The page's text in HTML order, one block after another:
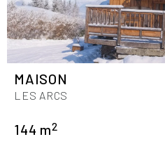
MAISON
LES ARCS
144 m2